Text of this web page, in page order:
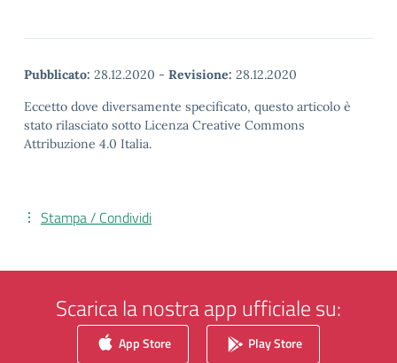
Pubblicato: 28.12.2020 - Revisione: 28.12.2020
Eccetto dove diversamente specificato, questo articolo è
stato rilasciato sotto Licenza Creative Commons
Attribuzione 4.0 Italia.
Stampa / Condividi
Scarica la nostra app ufficiale su:
App Store Play Store